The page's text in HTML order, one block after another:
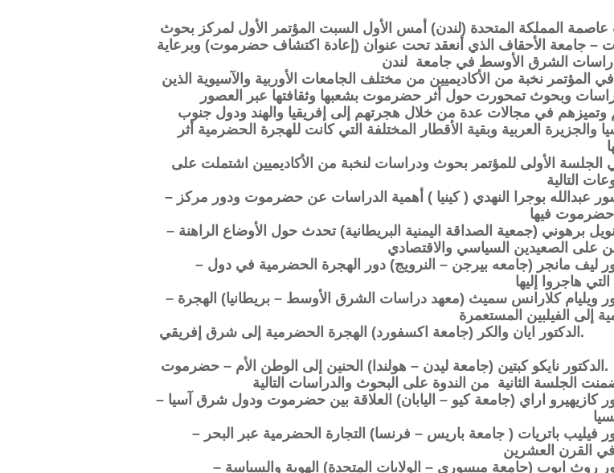
عاصمة المملكة المتحدة (لندن) أمس الأول السبت المؤتمر الأول لمركز بحوث
جامعة الأحقاف الذي أنعقد تحت عنوان (إعادة اكتشاف حضرموت) وبرعاية
المؤتمر نخبة من الأكاديميين من مختلف الجامعات الأوربية والآسيوية الذين
وبحوث تمحورت حول أثر حضرموت بشعبها وثقافتها عبر العصور
وتميزهم في مجالات عدة من خلال هجرتهم إلى إفريقيا والهند ودول جنوب
والجزيرة العربية وبقية الأقطار المختلفة التي كانت للهجرة الحضرمية أثر
الجلسة الأولى للمؤتمر بحوث ودراسات لنخبة من الأكاديميين اشتملت على
– البروفيسور عبدالله بوجرا النهدي ( كينيا ) أهمية الدراسات عن حضرموت ودور مركز
– الدكتور نويل برهوني (جمعية الصداقة اليمنية البريطانية) تحدث حول الأوضاع الراهنة
– البرفيسور ليف مانجر (جامعه بيرجن – النرويج) دور الهجرة الحضرمية في دول
– البرفيسور ويليام كلارانس سميث (معهد دراسات الشرق الأوسط – بريطانيا) الهجرة
الدكتور ايان والكر (جامعة اكسفورد) الهجرة الحضرمية إلى شرق إفريقي.
–
– البرفيسور كازيهيرو اراي (جامعة كيو – اليابان) العلاقة بين حضرموت ودول شرق آسيا
– البرفيسور فيليب باتريات ( جامعة باريس – فرنسا) التجارة الحضرمية عبر البحر
– البرفيسور روث ايوب (جامعة ميسوري – الولايات المتحدة) الهوية والسياسة